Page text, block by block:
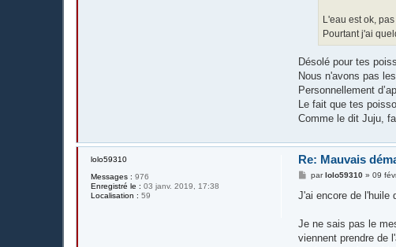
L'eau est ok,
Pourtant j'ai
Désolé pour tes
Nous n'avons pas
Personnellement
Le fait que tes
Comme le dit Juju,
lolo59310
Messages : 976
Enregistré le : 03 janv. 2019, 17:38
Localisation : 59
Re: Mauvais
M
s
g
parlolo59310 »09
J'ai encore de l'huile
Je ne sais pas le
viennent prendre de